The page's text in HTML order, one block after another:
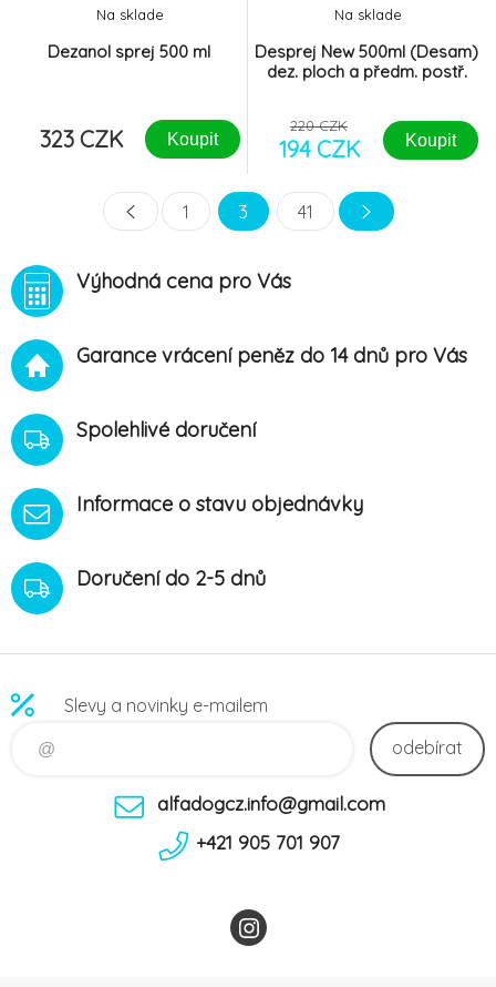
Dezanol sprej 500 ml
Na sklade
323 CZK Koupit
Desprej New 500ml (Desam)
dez. ploch a předm. postř.
Na sklade
220 CZK
194 CZK Koupit
1 3 41
Výhodná cena pro Vás
Garance vrácení peněz do 14 dnů pro Vás
Spolehlivé doručení
Informace o stavu objednávky
Doručení do 2-5 dnů
Slevy a novinky e-mailem
odebírat
alfadogcz.info@gmail.com
+421 905 701 907